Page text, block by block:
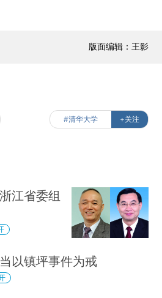
版面编辑：王影
#清华大学 +关注
江省委组
以镇坪事件为戒